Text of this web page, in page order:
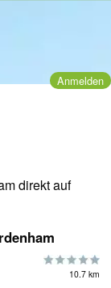
Anmelden
direkt auf
10.7 km